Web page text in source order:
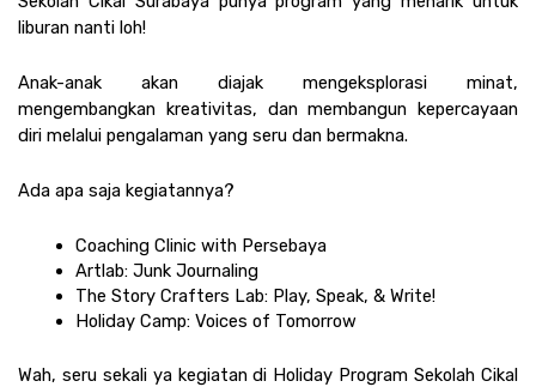
liburan nanti loh!
Anak-anak akan diajak mengeksplorasi minat,
mengembangkan kreativitas, dan membangun kepercayaan
diri melalui pengalaman yang seru dan bermakna.
Ada apa saja kegiatannya?
Coaching Clinic with Persebaya
Artlab: Junk Journaling
The Story Crafters Lab: Play, Speak, & Write!
Holiday Camp: Voices of Tomorrow
Wah, seru sekali ya kegiatan di Holiday Program Sekolah Cikal